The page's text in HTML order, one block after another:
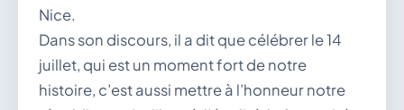
Nice.
Dans son discours, il a dit que célébrer le 14
juillet, qui est un moment fort de notre
histoire, c’est aussi mettre à l’honneur notre